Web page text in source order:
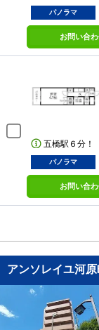
パノラマ
お問い合
五橋駅６分！
パノラマ
お問い合
アンソレイユ河原